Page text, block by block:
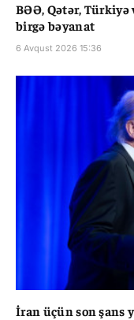
BƏƏ, Qətər, Türkiyə
birgə bəyanat
6 Avqust 2026 15:36
İran üçün son şans